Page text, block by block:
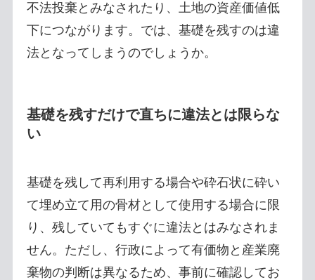
不法投棄とみなされたり、土地の資産価値低
下につながります。では、基礎を残すのは違
法となってしまうのでしょうか。
基礎を残すだけで直ちに違法とは限らな
い
基礎を残して再利用する場合や砕石状に砕い
て埋め立て用の骨材として使用する場合に限
り、残していてもすぐに違法とはみなされま
せん。ただし、行政によって有価物と産業廃
棄物の判断は異なるため、事前に確認してお